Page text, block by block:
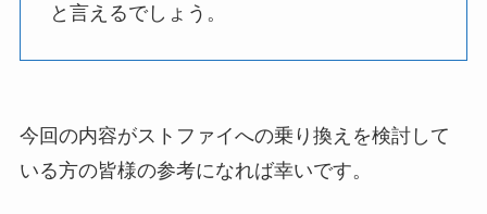
と言えるでしょう。
今回の内容がストファイへの乗り換えを検討して
いる方の皆様の参考になれば幸いです。